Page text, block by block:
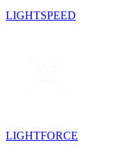
LIGHTSPEED
LIGHTFORCE